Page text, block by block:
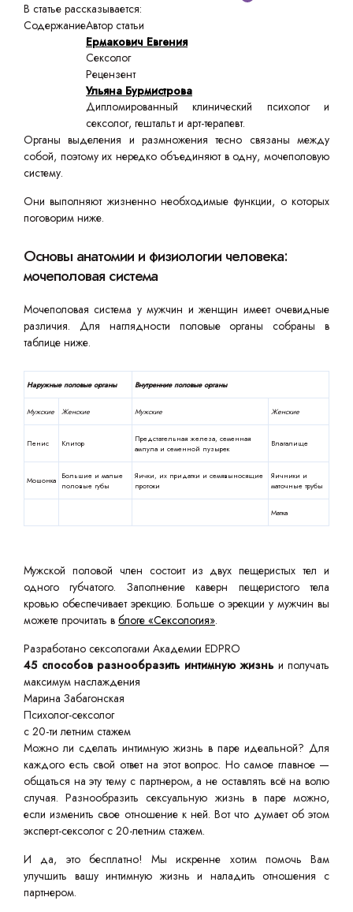
В статье рассказывается:
СодержаниеАвтор статьи
Ермакович Евгения
Сексолог
Рецензент
Ульяна Бурмистрова
Дипломированный клинический психолог и
сексолог, гештальт и арт-терапевт.
Органы выделения и размножения тесно связаны между
собой, поэтому их нередко объединяют в одну, мочеполовую
систему.
Они выполняют жизненно необходимые функции, о которых
поговорим ниже.
Основы анатомии и физиологии человека:
мочеполовая система
Мочеполовая система у мужчин и женщин имеет очевидные
различия. Для наглядности половые органы собраны в
таблице ниже.
Наружные половые органы Внутренние половые органы
Мужские Женские Мужские Женские
Пенис Клитор
Предстательная железа, семенная
ампула и семенной пузырек
Влагалище
Мошонка
Большие и малые
половые губы
Яички, их придатки и семявыносящие
протоки
Яичники и
маточные трубы
Матка
Мужской половой член состоит из двух пещеристых тел и
одного губчатого. Заполнение каверн пещеристого тела
кровью обеспечивает эрекцию. Больше о эрекции у мужчин вы
можете прочитать в блоге «Сексология».
Разработано сексологами Академии EDPRO
45 способов разнообразить интимную жизнь и получать
максимум наслаждения
Марина Забагонская
Психолог-сексолог
с 20-ти летним стажем
Можно ли сделать интимную жизнь в паре идеальной? Для
каждого есть свой ответ на этот вопрос. Но самое главное —
общаться на эту тему с партнером, а не оставлять всё на волю
случая. Разнообразить сексуальную жизнь в паре можно,
если изменить свое отношение к ней. Вот что думает об этом
эксперт-сексолог с 20-летним стажем.
И да, это бесплатно! Мы искренне хотим помочь Вам
улучшить вашу интимную жизнь и наладить отношения с
партнером.